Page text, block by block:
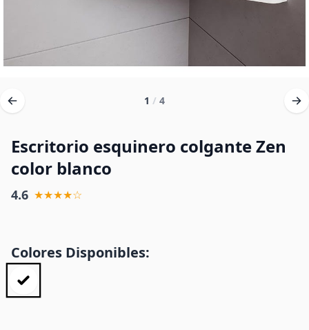
1 / 4
Escritorio esquinero colgante Zen
color blanco
4.6 ★★★★☆
Colores Disponibles: